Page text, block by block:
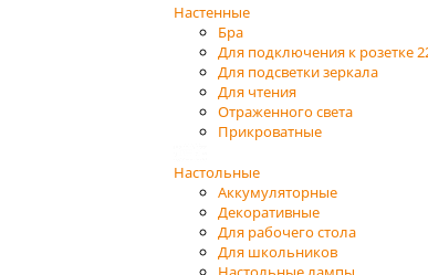
Настенные
Бра
Для подключения к розетке
Для подсветки зеркала
Для чтения
Отраженного света
Прикроватные
Настольные
Аккумуляторные
Декоративные
Для рабочего стола
Для школьников